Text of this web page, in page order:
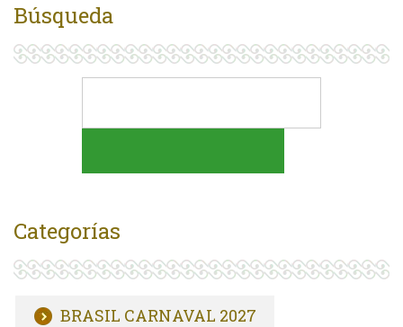
Búsqueda
Categorías
BRASIL CARNAVAL 2027